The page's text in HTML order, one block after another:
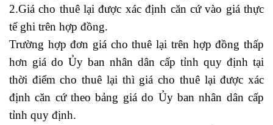
2.Giá cho thuê lại được xác định căn cứ vào giá thực
tế ghi trên hợp đồng.
Trường hợp đơn giá cho thuê lại trên hợp đồng thấp
hơn giá do Ủy ban nhân dân cấp tỉnh quy định tại
thời điểm cho thuê lại thì giá cho thuê lại được xác
định căn cứ theo bảng giá do Ủy ban nhân dân cấp
tỉnh quy định.